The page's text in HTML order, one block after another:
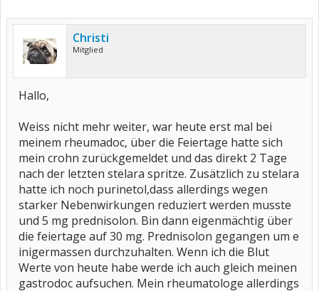
Christi
Mitglied
Hallo,
Weiss nicht mehr weiter, war heute erst mal bei
meinem rheumadoc, über die Feiertage hatte sich
mein crohn zurückgemeldet und das direkt 2 Tage
nach der letzten stelara spritze. Zusätzlich zu stelara
hatte ich noch purinetol,dass allerdings wegen
starker Nebenwirkungen reduziert werden musste
und 5 mg prednisolon. Bin dann eigenmächtig über
die feiertage auf 30 mg. Prednisolon gegangen um e
inigermassen durchzuhalten. Wenn ich die Blut
Werte von heute habe werde ich auch gleich meinen
gastrodoc aufsuchen. Mein rheumatologe allerdings